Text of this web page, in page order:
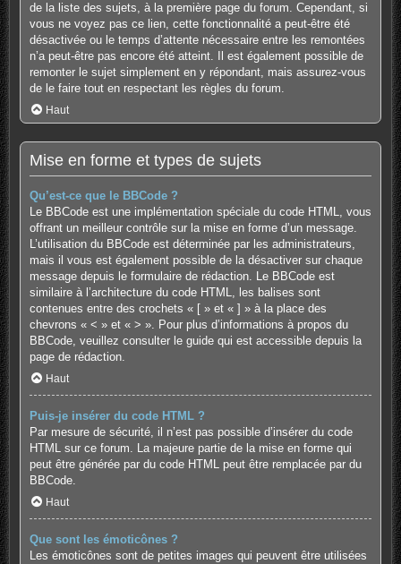
de la liste des sujets, à la première page du forum. Cependant, si
vous ne voyez pas ce lien, cette fonctionnalité a peut-être été
désactivée ou le temps d’attente nécessaire entre les remontées
n’a peut-être pas encore été atteint. Il est également possible de
remonter le sujet simplement en y répondant, mais assurez-vous
de le faire tout en respectant les règles du forum.
Haut
Mise en forme et types de sujets
Qu’est-ce que le BBCode ?
Le BBCode est une implémentation spéciale du code HTML, vous
offrant un meilleur contrôle sur la mise en forme d’un message.
L’utilisation du BBCode est déterminée par les administrateurs,
mais il vous est également possible de la désactiver sur chaque
message depuis le formulaire de rédaction. Le BBCode est
similaire à l’architecture du code HTML, les balises sont
contenues entre des crochets « [ » et « ] » à la place des
chevrons « < » et « > ». Pour plus d’informations à propos du
BBCode, veuillez consulter le guide qui est accessible depuis la
page de rédaction.
Haut
Puis-je insérer du code HTML ?
Par mesure de sécurité, il n’est pas possible d’insérer du code
HTML sur ce forum. La majeure partie de la mise en forme qui
peut être générée par du code HTML peut être remplacée par du
BBCode.
Haut
Que sont les émoticônes ?
Les émoticônes sont de petites images qui peuvent être utilisées